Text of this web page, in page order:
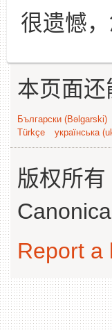
很遗憾
本页面
Български (Bəlgarski)
Türkçe
українська
版权所
Report a